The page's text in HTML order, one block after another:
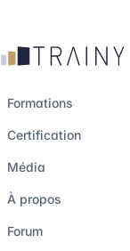
Formations
Certification
Média
À propos
Forum
Qui
Risk